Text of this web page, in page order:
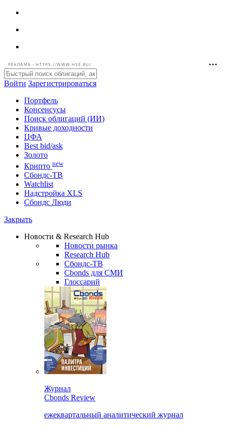
РЕКЛАМА • HTTPS://WWW.HSE.RU/
Войти Зарегистрироваться
Портфель
Консенсусы
Поиск облигаций (ИИ)
Кривые доходности
ЦФА
Best bid/ask
Золото
Крипто new
Watchlist
Сбондс Люди
Новости & Research Hub
Новости рынка
Research Hub
Сбондс-ТВ
Cbonds для СМИ
Глоссарий